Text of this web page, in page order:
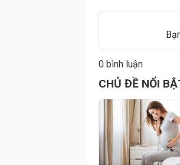
0 bình luận
CHỦ ĐỀ NỔI